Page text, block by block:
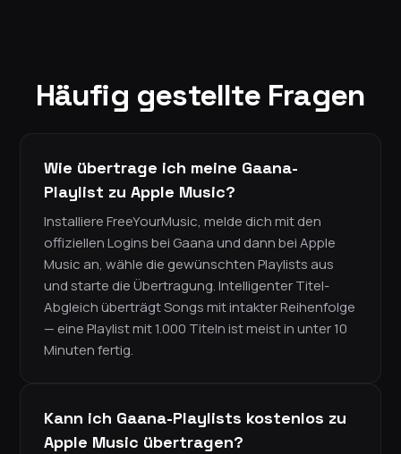
Häufig gestellte Fragen
Wie übertrage ich meine Gaana-
Playlist zu Apple Music?
Installiere FreeYourMusic, melde dich mit den
offiziellen Logins bei Gaana und dann bei Apple
Music an, wähle die gewünschten Playlists aus
und starte die Übertragung. Intelligenter Titel-
Abgleich überträgt Songs mit intakter Reihenfolge
— eine Playlist mit 1.000 Titeln ist meist in unter 10
Minuten fertig.
Kann ich Gaana-Playlists kostenlos zu
Apple Music übertragen?